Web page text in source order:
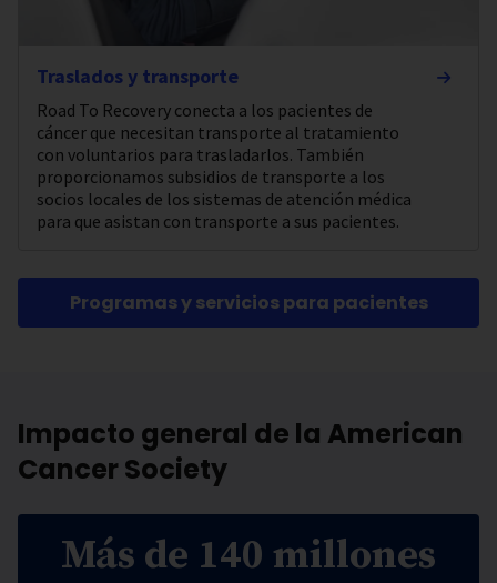
Traslados y transporte
Road To Recovery conecta a los pacientes de
cáncer que necesitan transporte al tratamiento
con voluntarios para trasladarlos. También
proporcionamos subsidios de transporte a los
socios locales de los sistemas de atención médica
para que asistan con transporte a sus pacientes.
Programas y servicios para pacientes
Impacto general de la American
Cancer Society
Más de 140 millones